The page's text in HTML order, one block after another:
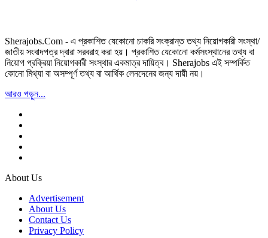
Sherajobs.Com - এ প্রকাশিত যেকোনো চাকরি সংক্রান্ত তথ্য নিয়োগকারী সংস্থা/
জাতীয় সংবাদপত্র দ্বারা সরবরাহ করা হয়। প্রকাশিত যেকোনো কর্মসংস্থানের তথ্য বা
নিয়োগ প্রক্রিয়া নিয়োগকারী সংস্থার একমাত্র দায়িত্ব। Sherajobs এই সম্পর্কিত
কোনো মিথ্যা বা অসম্পূর্ণ তথ্য বা আর্থিক লেনদেনের জন্য দায়ী নয়।
আরও পড়ুন...
About Us
Advertisement
About Us
Contact Us
Privacy Policy